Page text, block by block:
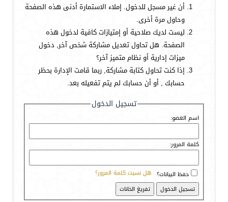
أن غير مسجل للدخول. إملاء الاستمارة أدنى هذه الصفحة
وحاول مرة أخرى.
ليست لديك صلاحية أو إمتيازات كافية لدخول هذه
الصفحة. هل تحاول تعديل مشاركة شخص آخر, دخول
ميزات إدارية أو نظام متميز آخر؟
إذا كنت تحاول كتابة مشاركة, ربما قامت الإدارة بحظر
حسابك , أو أن حسابك لم يتم تفعيله بعد.
تسجيل الدخول
اسم العضو:
كلمة المرور:
هل نسيت كلمة المرور؟ حفظ البيانات؟